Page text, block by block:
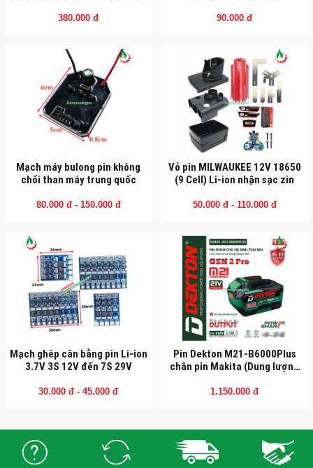
380.000 đ 90.000 đ
Mạch máy bulong pin không
chổi than máy trung quốc
80.000 đ - 150.000 đ
Vỏ pin MILWAUKEE 12V 18650
(9 Cell) Li-ion nhận sạc zin
50.000 đ - 110.000 đ
Mạch ghép cân bằng pin Li-ion
3.7V 3S 12V đến 7S 29V
30.000 đ - 45.000 đ
Pin Dekton M21-B6000Plus
chân pin Makita (Dung lượng
1.150.000 đ